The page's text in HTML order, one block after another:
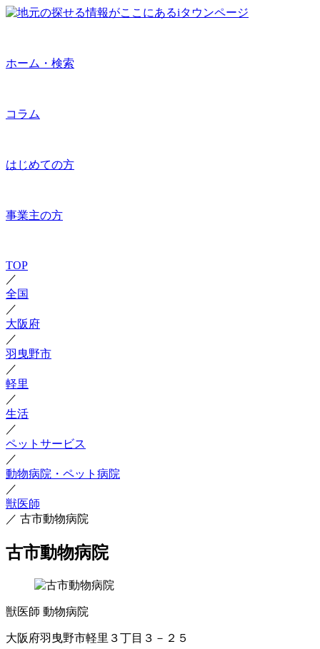
ホーム・検索
コラム
はじめての方
事業主の方
TOP
／
全国
／
大阪府
／
羽曳野市
／
軽里
／
生活
／
ペットサービス
／
動物病院・ペット病院
／
獣医師
／ 古市動物病院
古市動物病院
獣医師 動物病院
大阪府羽曳野市軽里３丁目３－２５